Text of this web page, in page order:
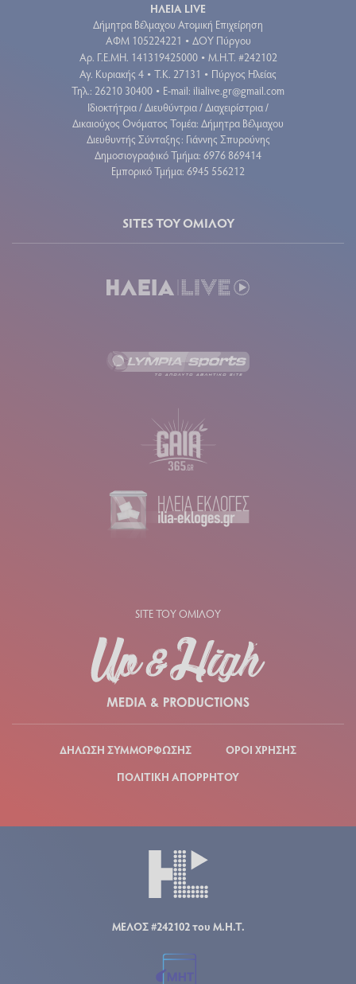
ΗΛΕΙΑ LIVE
Δήμητρα Βέλμαχου Ατομική Επιχείρηση
ΑΦΜ 105224221 • ΔΟΥ Πύργου
Aρ. Γ.Ε.ΜΗ. 141319425000 • Μ.Η.Τ. #242102
Αγ. Κυριακής 4 • Τ.Κ. 27131 • Πύργος Ηλείας
Τηλ.: 26210 30400 • E-mail: ilialive.gr@gmail.com
Ιδιοκτήτρια / Διευθύντρια / Διαχειρίστρια /
Δικαιούχος Ονόματος Τομέα: Δήμητρα Βέλμαχου
Διευθυντής Σύνταξης: Γιάννης Σπυρούνης
Δημοσιογραφικό Τμήμα: 6976 869414
Εμπορικό Τμήμα: 6945 556212
SITES ΤΟΥ ΟΜΙΛΟΥ
SITE ΤΟΥ ΟΜΙΛΟΥ
ΔΗΛΩΣΗ ΣΥΜΜΟΡΦΩΣΗΣ
ΟΡΟΙ ΧΡΗΣΗΣ
ΠΟΛΙΤΙΚΗ ΑΠΟΡΡΗΤΟΥ
ΜΕΛΟΣ #242102 του Μ.Η.Τ.